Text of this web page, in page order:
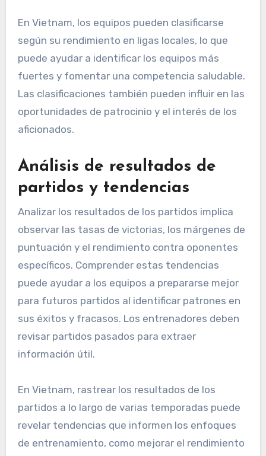
En Vietnam, los equipos pueden clasificarse
según su rendimiento en ligas locales, lo que
puede ayudar a identificar los equipos más
fuertes y fomentar una competencia saludable.
Las clasificaciones también pueden influir en las
oportunidades de patrocinio y el interés de los
aficionados.
Análisis de resultados de
partidos y tendencias
Analizar los resultados de los partidos implica
observar las tasas de victorias, los márgenes de
puntuación y el rendimiento contra oponentes
específicos. Comprender estas tendencias
puede ayudar a los equipos a prepararse mejor
para futuros partidos al identificar patrones en
sus éxitos y fracasos. Los entrenadores deben
revisar partidos pasados para extraer
información útil.
En Vietnam, rastrear los resultados de los
partidos a lo largo de varias temporadas puede
revelar tendencias que informen los enfoques
de entrenamiento, como mejorar el rendimiento